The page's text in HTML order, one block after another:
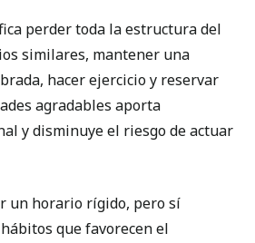
perder toda la estructura del
similares, mantener una
hacer ejercicio y reservar
agradables aporta
y disminuye el riesgo de actuar
un horario rígido, pero sí
que favorecen el